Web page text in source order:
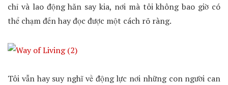
chỉ và lao động hăn say kia, nơi mà tôi không bao giờ có
thể chạm đến hay đọc được một cách rõ ràng.
Tôi vẫn hay suy nghĩ về động lực nơi những con người can